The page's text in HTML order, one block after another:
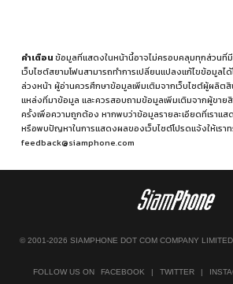
คำเตือนข้อมูลที่แสดงในหน้านี้อาจไม่ครอบคลุมทุกส่วนที่
เว็บไซต์สยามโฟนสามารถทำการเปลี่ยนแปลงแก้ไขข้อมูลไ
ล่วงหน้า ผู้อ่านควรศึกษาข้อมูลเพิ่มเติมจากเว็บไซต์ผู้ผลิตสิ
แหล่งที่มาข้อมูล และควรสอบถามข้อมูลเพิ่มเติมจากผู้ขา
ครั้งเพื่อความถูกต้อง หากพบว่าข้อมูลรายละเอียดที่เราแ
หรือพบปัญหาในการแสดงผลของเว็บไซต์โปรดแจ้งให้เรา
feedback@siamphone.com
© 2001-2026 SIAMPHONE DOT COM COMPANY
FOLLOW US ON FACEBOOK | TWITTER |